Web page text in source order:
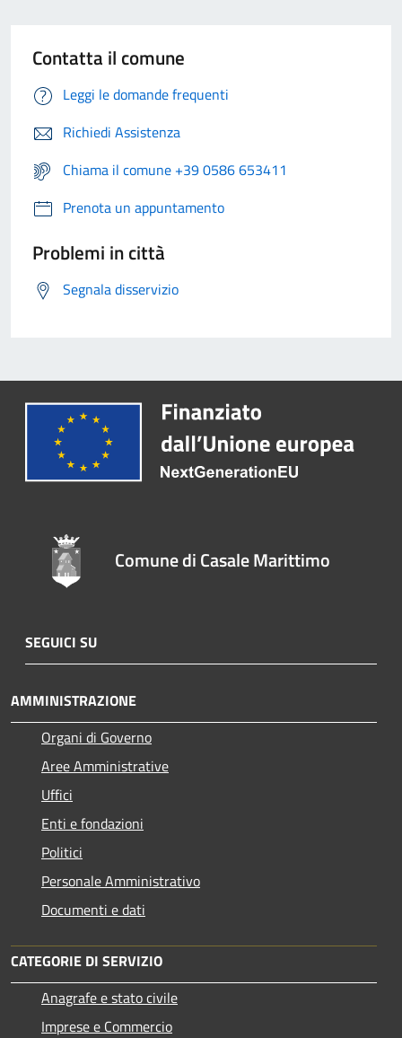
Contatta il comune
Leggi le domande frequenti
Richiedi Assistenza
Chiama il comune +39 0586 653411
Prenota un appuntamento
Problemi in città
Segnala disservizio
Comune di Casale Marittimo
SEGUICI SU
AMMINISTRAZIONE
Organi di Governo
Aree Amministrative
Uffici
Enti e fondazioni
Politici
Personale Amministrativo
Documenti e dati
CATEGORIE DI SERVIZIO
Anagrafe e stato civile
Imprese e Commercio